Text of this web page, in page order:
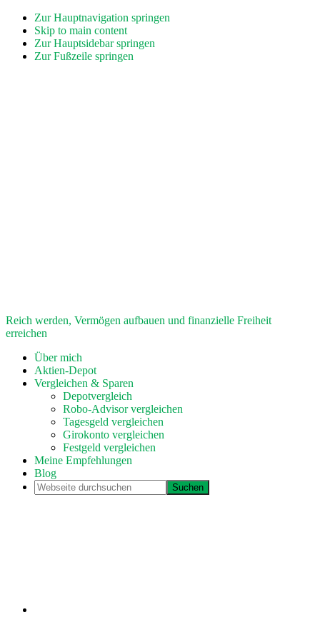
Zur Hauptnavigation springen
Skip to main content
Zur Hauptsidebar springen
Zur Fußzeile springen
Reich werden, Vermögen aufbauen und finanzielle Freiheit
erreichen
Über mich
Aktien-Depot
Vergleichen & Sparen
Depotvergleich
Robo-Advisor vergleichen
Tagesgeld vergleichen
Girokonto vergleichen
Festgeld vergleichen
Meine Empfehlungen
Blog
Webseite
durchsuchen